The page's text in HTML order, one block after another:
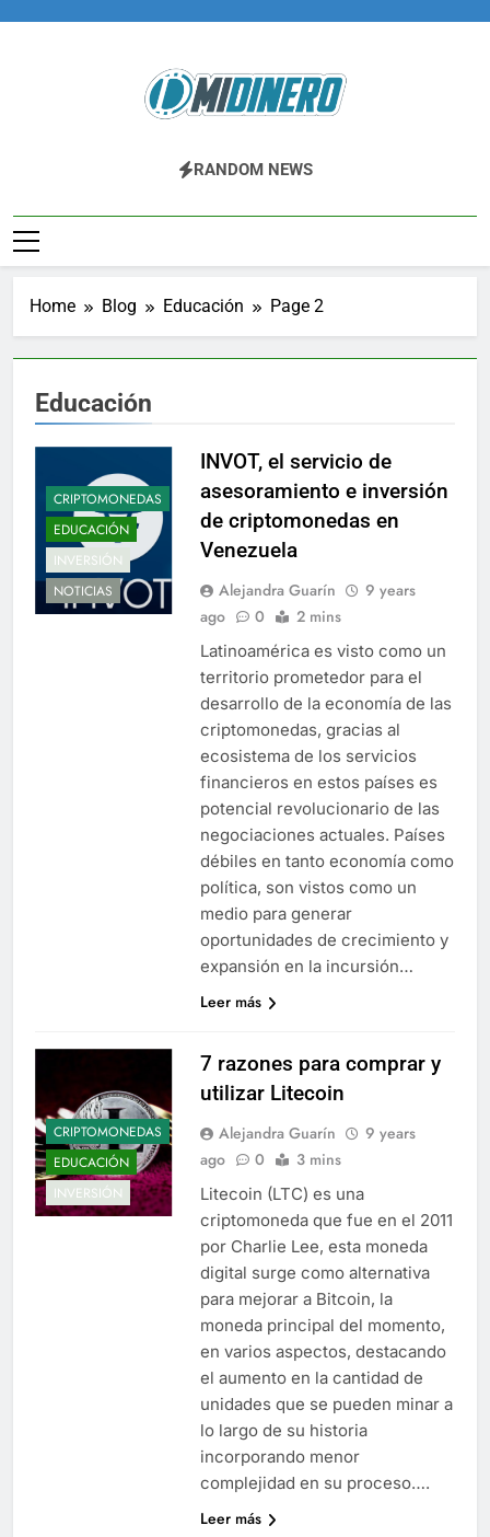
Midinero.co
Fintech, Criptomonedas
RANDOM NEWS
Home Blog Educación Page 2
Educación
CRIPTOMONEDAS
EDUCACIÓN
INVERSIÓN
NOTICIAS
INVOT, el servicio de
asesoramiento e inversión
de criptomonedas en
Venezuela
Alejandra Guarín
9 years
ago
0 2 mins
Latinoamérica es visto como un
territorio prometedor para el
desarrollo de la economía de las
criptomonedas, gracias al
ecosistema de los servicios
financieros en estos países es
potencial revolucionario de las
negociaciones actuales. Países
débiles en tanto economía como
política, son vistos como un
medio para generar
oportunidades de crecimiento y
expansión en la incursión…
Leer más
CRIPTOMONEDAS
EDUCACIÓN
INVERSIÓN
7 razones para comprar y
utilizar Litecoin
Alejandra Guarín
9 years
ago
0 3 mins
Litecoin (LTC) es una
criptomoneda que fue en el 2011
por Charlie Lee, esta moneda
digital surge como alternativa
para mejorar a Bitcoin, la
moneda principal del momento,
en varios aspectos, destacando
el aumento en la cantidad de
unidades que se pueden minar a
lo largo de su historia
incorporando menor
complejidad en su proceso….
Leer más